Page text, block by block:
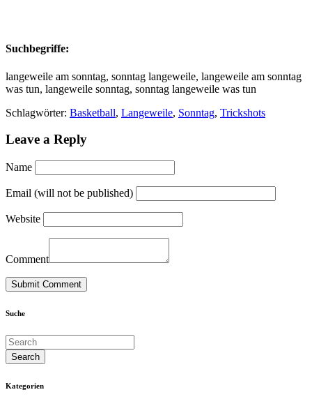
Suchbegriffe:
langeweile am sonntag, sonntag langeweile, langeweile am sonntag
was tun, langeweile sonntag, sonntag langeweile was tun
Schlagwörter: Basketball, Langeweile, Sonntag, Trickshots
Leave a Reply
Name
Email (will not be published)
Website
Comment
Suche
Kategorien